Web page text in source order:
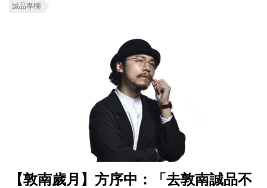
誠品專欄
【敦南歲月】方序中：「去敦南誠品不